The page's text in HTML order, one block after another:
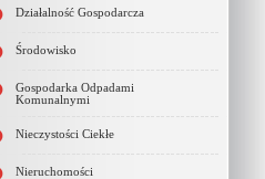
Działalność Gospodarcza
Środowisko
Gospodarka Odpadami
Komunalnymi
Nieczystości Ciekłe
Nieruchomości